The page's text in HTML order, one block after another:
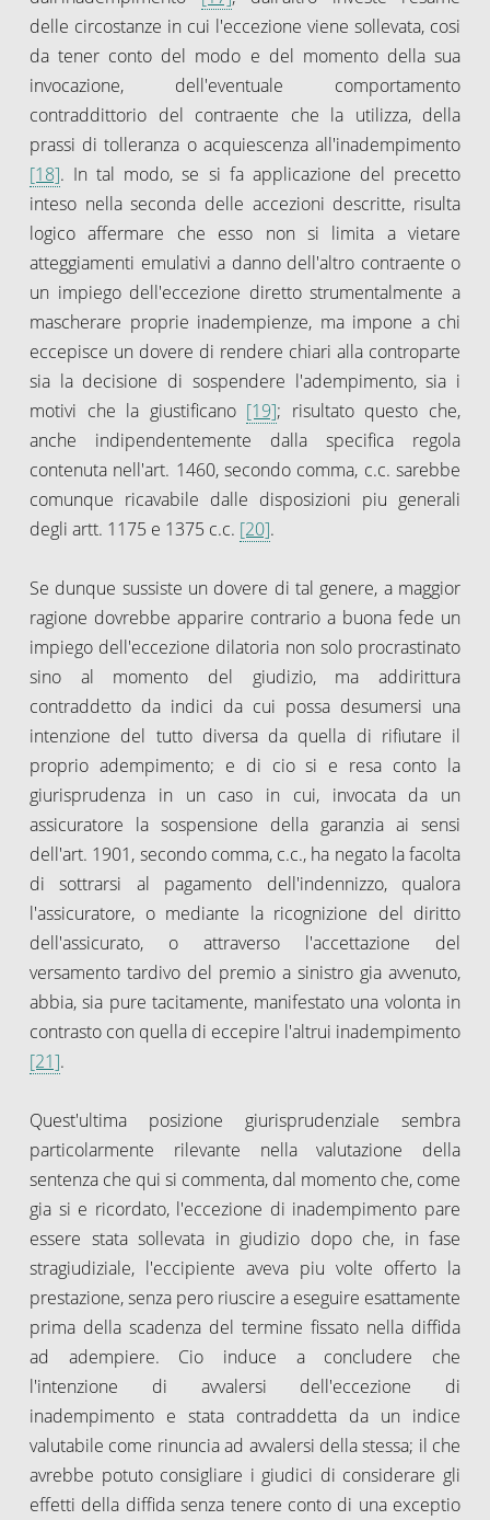
delle circostanze in cui l'eccezione viene sollevata, cosi
da tener conto del modo e del momento della sua
invocazione, dell'eventuale comportamento
contraddittorio del contraente che la utilizza, della
prassi di tolleranza o acquiescenza all'inadempimento
[18]. In tal modo, se si fa applicazione del precetto
inteso nella seconda delle accezioni descritte, risulta
logico affermare che esso non si limita a vietare
atteggiamenti emulativi a danno dell'altro contraente o
un impiego dell'eccezione diretto strumentalmente a
mascherare proprie inadempienze, ma impone a chi
eccepisce un dovere di rendere chiari alla controparte
sia la decisione di sospendere l'adempimento, sia i
motivi che la giustificano [19]; risultato questo che,
anche indipendentemente dalla specifica regola
contenuta nell'art. 1460, secondo comma, c.c. sarebbe
comunque ricavabile dalle disposizioni piu generali
degli artt. 1175 e 1375 c.c. [20].
Se dunque sussiste un dovere di tal genere, a maggior
ragione dovrebbe apparire contrario a buona fede un
impiego dell'eccezione dilatoria non solo procrastinato
sino al momento del giudizio, ma addirittura
contraddetto da indici da cui possa desumersi una
intenzione del tutto diversa da quella di rifiutare il
proprio adempimento; e di cio si e resa conto la
giurisprudenza in un caso in cui, invocata da un
assicuratore la sospensione della garanzia ai sensi
dell'art. 1901, secondo comma, c.c., ha negato la facolta
di sottrarsi al pagamento dell'indennizzo, qualora
l'assicuratore, o mediante la ricognizione del diritto
dell'assicurato, o attraverso l'accettazione del
versamento tardivo del premio a sinistro gia avvenuto,
abbia, sia pure tacitamente, manifestato una volonta in
contrasto con quella di eccepire l'altrui inadempimento
[21].
Quest'ultima posizione giurisprudenziale sembra
particolarmente rilevante nella valutazione della
sentenza che qui si commenta, dal momento che, come
gia si e ricordato, l'eccezione di inadempimento pare
essere stata sollevata in giudizio dopo che, in fase
stragiudiziale, l'eccipiente aveva piu volte offerto la
prestazione, senza pero riuscire a eseguire esattamente
prima della scadenza del termine fissato nella diffida
ad adempiere. Cio induce a concludere che
l'intenzione di avvalersi dell'eccezione di
inadempimento e stata contraddetta da un indice
valutabile come rinuncia ad avvalersi della stessa; il che
avrebbe potuto consigliare i giudici di considerare gli
effetti della diffida senza tenere conto di una exceptio